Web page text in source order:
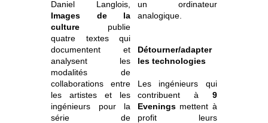
Daniel Langlois,
Images de la
culture publie
quatre textes qui
documentent et
analysent les
modalités de
collaborations entre
les artistes et les
ingénieurs pour la
série de
un ordinateur
analogique.
Détourner/adapter
les technologies
Les ingénieurs qui
contribuent à 9
Eveningsmettent à
profit leurs